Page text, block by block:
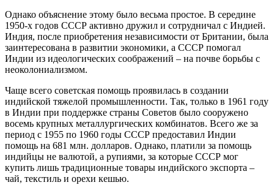
Однако объяснение этому было весьма простое. В середине
1950-х годов СССР активно дружил и сотрудничал с Индией.
Индия, после приобретения независимости от Британии, была
заинтересована в развитии экономики, а СССР помогал
Индии из идеологических соображений – на почве борьбы с
неоколониализмом.
Чаще всего советская помощь проявилась в создании
индийской тяжелой промышленности. Так, только в 1961 году
в Индии при поддержке страны Советов было сооружено
восемь крупных металлургических комбинатов. Всего же за
период с 1955 по 1960 годы СССР предоставил Индии
помощь на 681 млн. долларов. Однако, платили за помощь
индийцы не валютой, а рупиями, за которые СССР мог
купить лишь традиционные товары индийского экспорта –
чай, текстиль и орехи кешью.